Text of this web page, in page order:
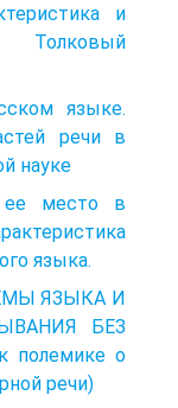
и
Толковый
языке.
речи в
науке
ее место в
языка.
ЯЗЫКА И
БЕЗ
полемике о
речи)